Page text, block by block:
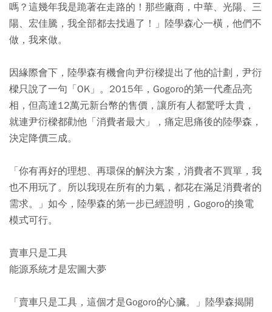
嗎？這幾年我是跪著在走路的！那些廠商，中華、光陽、三
陽、宏佳騰，我全部都去找過了！」陸學森心一橫，他們不
做，我來做。
因緣際會下，陸學森有機會向尹衍樑提出了他的計劃，尹衍
樑只說了一句「OK」。2015年，Gogoro的第一代產品亮
相，但高達12萬元新台幣的售價，讓所有人都驚呼太貴，
就連尹衍樑都勸他「消費者最大」，痛定思痛後的陸學森，
決定降價三成。
「你有再好的理想、再環保的解決方案，消費者不買單，我
也不用玩了。所以我現在所有的力氣，都花在滿足消費者的
需求。」如今，陸學森的第一步已經證明，Gogoro的換電
模式可行。
賣車只是工具
能源系統才是宏圖大夢
「賣車只是工具，這個才是Gogoro的心臟。」陸學森揭開